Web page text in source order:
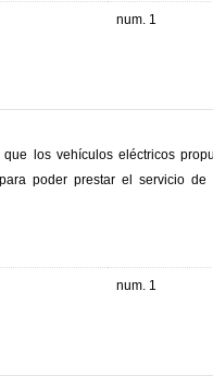
num. 1
que los vehículos eléctricos
poder prestar el servicio
num. 1